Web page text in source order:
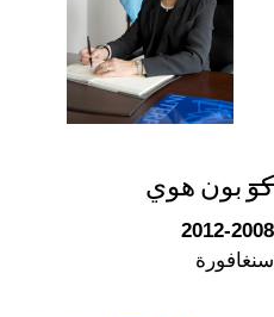
كو بون هوي
2012-2008
سنغافورة